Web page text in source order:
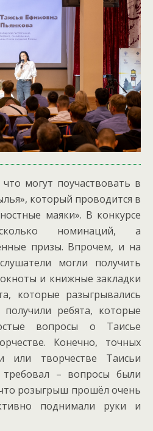
могут поучаствовать в
который проводится в
маяки». В конкурсе
номинаций, а
призы. Впрочем, и на
могли получить
и книжные закладки
которые разыгрывались
ребята, которые
вопросы о Таисье
Конечно, точных
или творчестве Таисьи
– вопросы были
розыгрыш прошёл очень
поднимали руки и